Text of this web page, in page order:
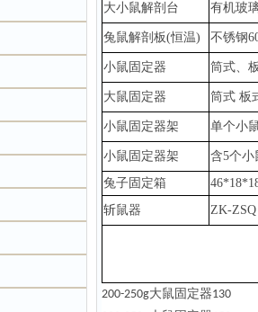
大小鼠解剖台 有机玻
兔鼠解剖板(恒温) 不锈钢
小鼠固定器 筒式、
大鼠固定器 筒式 板
小鼠固定器架 单个小
小鼠固定器架 含5个小
兔子固定箱
斩鼠器
ZK-ZSQ
200-250g大鼠固定器130